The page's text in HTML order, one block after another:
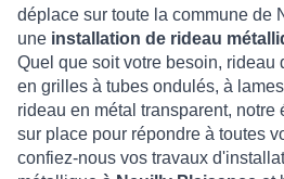
déplace sur toute la commune de
une installation de rideau
Quel que soit votre besoin, rideau
en grilles à tubes ondulés, à l
rideau en métal transparent, notre
sur place pour répondre à toutes
confiez-nous vos travaux d